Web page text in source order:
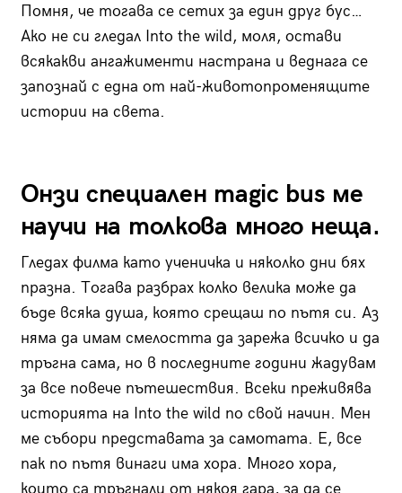
Помня, че тогава се сетих за един друг бус…
Ако не си гледал Into the wild, моля, остави
всякакви ангажименти настрана и веднага се
запознай с една от най-животопроменящите
истории на света.
Онзи специален magic bus ме
научи на толкова много неща.
Гледах филма като ученичка и няколко дни бях
празна. Тогава разбрах колко велика може да
бъде всяка душа, която срещаш по пътя си. Аз
няма да имам смелостта да зарежа всичко и да
тръгна сама, но в последните години жадувам
за все повече пътешествия. Всеки преживява
историята на Into the wild по свой начин. Мен
ме събори представата за самотата. Е, все
пак по пътя винаги има хора. Много хора,
които са тръгнали от някоя гара, за да се